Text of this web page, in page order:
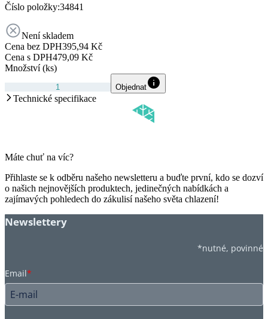
Číslo položky:34841
Není skladem
Cena bez DPH395,94 Kč
Cena s DPH479,09 Kč
Množství (ks)
Objednat
Technické specifikace
Máte chuť na víc?
Přihlaste se k odběru našeho newsletteru a buďte první, kdo se dozví
o našich nejnovějších produktech, jedinečných nabídkách a
zajímavých pohledech do zákulisí našeho světa chlazení!
Newslettery
*nutné, povinné
Email*